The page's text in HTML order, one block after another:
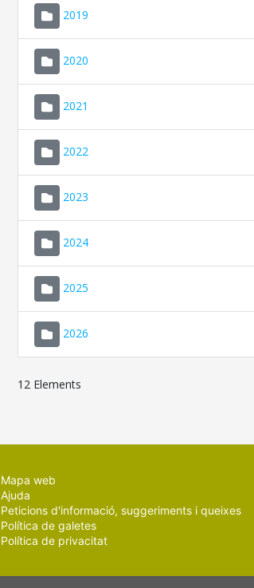
2019
2020
2021
2022
2023
2024
2025
2026
12 Elements
Mapa web
Ajuda
Peticions d'informació, suggeriments i queixes
Política de galetes
Política de privacitat